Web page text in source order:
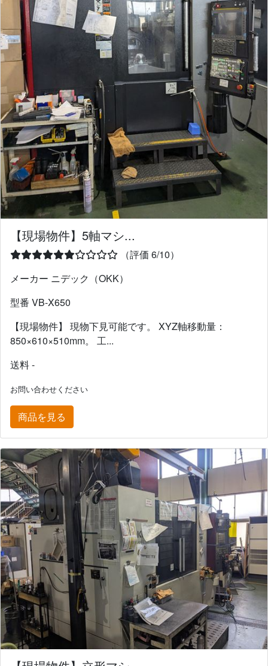
【現場物件】5軸マシ...
（評価 6/10）
メーカー ニデック（OKK）
型番 VB-X650
【現場物件】 現物下見可能です。 XYZ軸移動量：
850×610×510mm。 工...
送料 -
お問い合わせください
商品を見る